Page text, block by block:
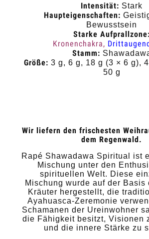
Intensität: Stark
Haupteigenschaften:
Bewusstsein
Starke Aufprallzone:
Kronenchakra,
Stamm:
Größe: 3 g, 6 g, 18 g (3 × 6 g),
50 g
Wir liefern den frischesten
dem Regenwald.
Rapé Shawadawa Spiritual ist
Mischung unter den
spirituellen Welt. Diese
Mischung wurde auf der Basis
Kräuter hergestellt, die
Ayahuasca-Zeremonie
Schamanen der Ureinwohner
die Fähigkeit besitzt, Visionen
und die innere Stärke zu